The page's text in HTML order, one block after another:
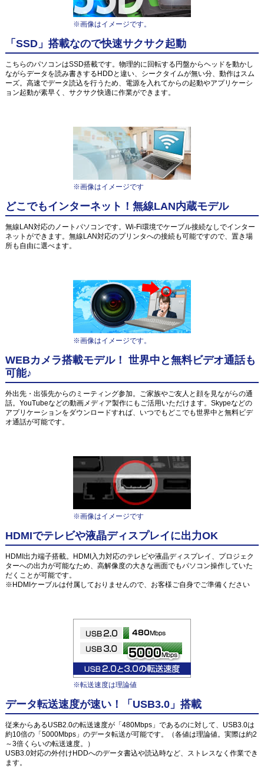
※画像はイメージです。
「SSD」搭載なので快速サクサク起動
こちらのパソコンはSSD搭載です。物理的に回転する円盤からヘッドを動かし
ながらデータを読み書きするHDDと違い、シークタイムが無い分、動作はスム
ーズ。高速でデータ読込を行うため、電源を入れてからの起動やアプリケーシ
ョン起動が素早く、サクサク快適に作業ができます。
※画像はイメージです
どこでもインターネット！無線LAN内蔵モデル
無線LAN対応のノートパソコンです。Wi-Fi環境でケーブル接続なしでインター
ネットができます。無線LAN対応のプリンタへの接続も可能ですので、置き場
所も自由に選べます。
※画像はイメージです。
WEBカメラ搭載モデル！ 世界中と無料ビデオ通話も
可能♪
外出先・出張先からのミーティング参加。ご家族やご友人と顔を見ながらの通
話。YouTubeなどの動画メディア製作にもご活用いただけます。Skypeなどの
アプリケーションをダウンロードすれば、いつでもどこでも世界中と無料ビデ
オ通話が可能です。
※画像はイメージです
HDMIでテレビや液晶ディスプレイに出力OK
HDMI出力端子搭載。HDMI入力対応のテレビや液晶ディスプレイ、プロジェク
ターへの出力が可能なため、高解像度の大きな画面でもパソコン操作していた
だくことが可能です。
※HDMIケーブルは付属しておりませんので、お客様ご自身でご準備ください
※転送速度は理論値
データ転送速度が速い！「USB3.0」搭載
従来からあるUSB2.0の転送速度が「480Mbps」であるのに対して、USB3.0は
約10倍の「5000Mbps」のデータ転送が可能です。（各値は理論値。実際は約2
～3倍くらいの転送速度。）
USB3.0対応の外付けHDDへのデータ書込や読込時など、ストレスなく作業でき
ます。